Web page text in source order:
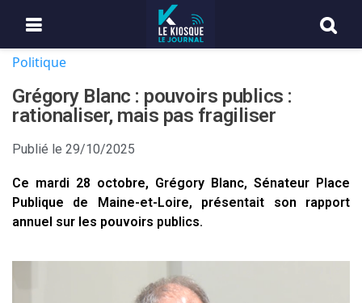
Politique
Grégory Blanc : pouvoirs publics :
rationaliser, mais pas fragiliser
Publié le 29/10/2025
Ce mardi 28 octobre, Grégory Blanc, Sénateur Place
Publique de Maine-et-Loire, présentait son rapport
annuel sur les pouvoirs publics.